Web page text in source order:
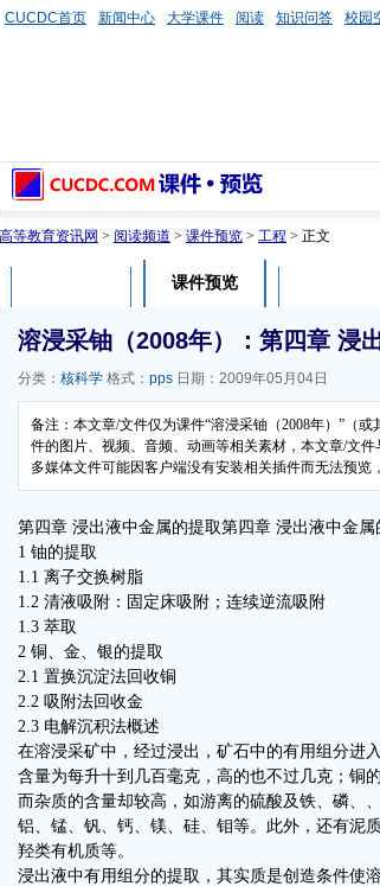
CUCDC首页 新闻中心 大学课件 阅读 知识问答 校园
高等教育资讯网 > 阅读频道 > 课件预览 > 工程 > 正文
课件预览
溶浸采铀（2008年）：第四章 浸
分类： 核科学 格式： pps 日期：2009年05月04日
备注：本文章/文件仅为课件“溶浸采铀（2008年）”（
件的图片、视频、音频、动画等相关素材，本文章/文
多媒体文件可能因客户端没有安装相关插件而无法预览
第四章 浸出液中金属的提取第四章 浸出液中金属
1 铀的提取
1.1 离子交换树脂
1.2 清液吸附：固定床吸附；连续逆流吸附
1.3 萃取
2 铜、金、银的提取
2.1 置换沉淀法回收铜
2.2 吸附法回收金
2.3 电解沉积法概述
在溶浸采矿中，经过浸出，矿石中的有用组分进
含量为每升十到几百毫克，高的也不过几克；铜
而杂质的含量却较高，如游离的硫酸及铁、磷、、
铝、锰、钒、钙、镁、硅、钼等。此外，还有泥质
羟类有机质等。
浸出液中有用组分的提取，其实质是创造条件使